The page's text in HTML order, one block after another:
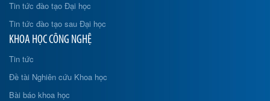
Tin tức đào tạo Đại học
Tin tức đào tạo sau Đại học
KHOA HỌC CÔNG NGHỆ
Tin tức
Đề tài Nghiên cứu Khoa học
Bài báo khoa học